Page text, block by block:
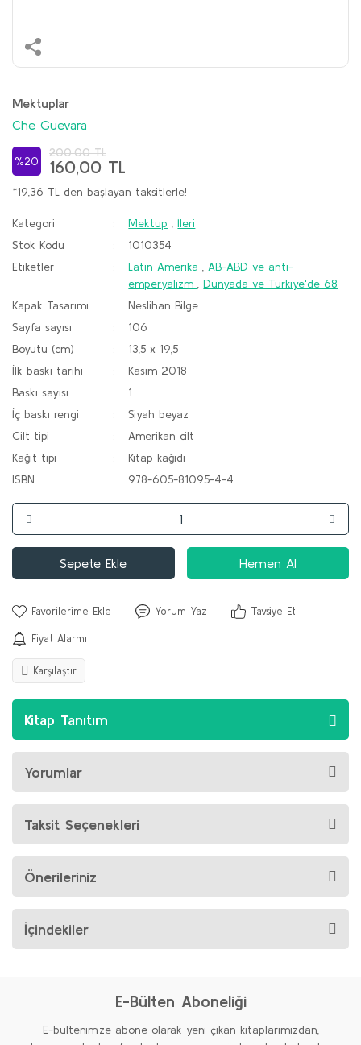
Mektuplar
Che Guevara
%20
200,00 TL
160,00 TL
*19,36 TL den başlayan taksitlerle!
Kategori Mektup ,İleri
Stok Kodu
1010354
Etiketler
Latin Amerika
AB-ABD ve anti-
emperyalizm
,Dünyada ve Türkiye'de 68
Kapak Tasarımı
Neslihan Bilge
Sayfa sayısı
106
Boyutu (cm)
13,5 x 19,5
İlk baskı tarihi
Kasım 2018
Baskı sayısı
1
İç baskı rengi
Siyah beyaz
Cilt tipi
Amerikan cilt
Kağıt tipi
Kitap kağıdı
ISBN
978-605-81095-4-4
Sepete Ekle Hemen Al
Yorum Yaz Tavsiye Et
Fiyat Alarmı
Karşılaştır
Kitap Tanıtım
Yorumlar
Taksit Seçenekleri
Önerileriniz
İçindekiler
E-Bülten Aboneliği
E-bültenimize abone olarak yeni çıkan kitaplarımızdan,